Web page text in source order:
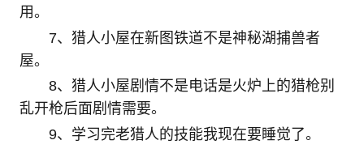
用。
7、猎人小屋在新图铁道不是神秘湖捕兽者
屋。
8、猎人小屋剧情不是电话是火炉上的猎枪别
乱开枪后面剧情需要。
9、学习完老猎人的技能我现在要睡觉了。